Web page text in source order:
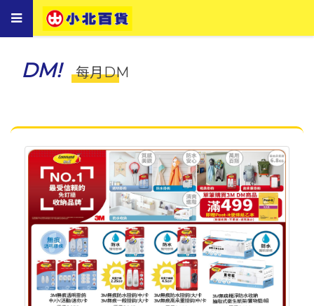
Toggle
navigation
DM! 每月DM